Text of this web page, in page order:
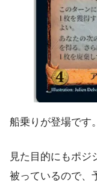
船乗りが登場です。
見た目的にもポジ
被っているので、